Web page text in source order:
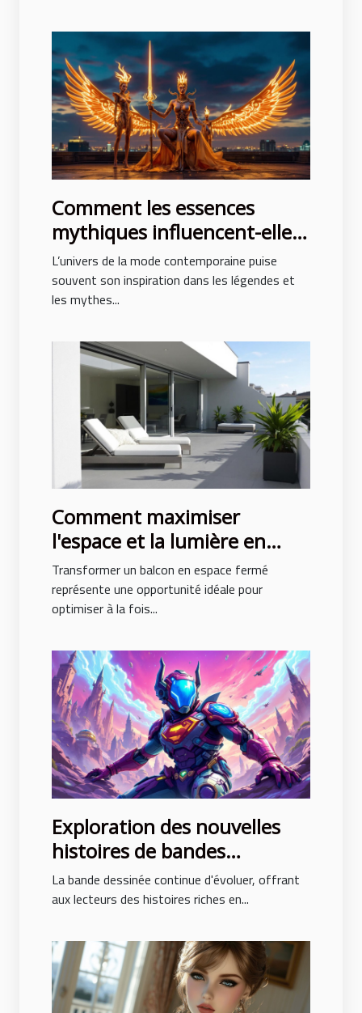
Comment les essences
mythiques influencent-elles
la mode contemporaine ?
L’univers de la mode contemporaine puise
souvent son inspiration dans les légendes et
les mythes...
Comment maximiser
l'espace et la lumière en
fermant un balcon ?
Transformer un balcon en espace fermé
représente une opportunité idéale pour
optimiser à la fois...
Exploration des nouvelles
histoires de bandes
dessinées avec des intrigues
surprenantes
La bande dessinée continue d'évoluer, offrant
aux lecteurs des histoires riches en...